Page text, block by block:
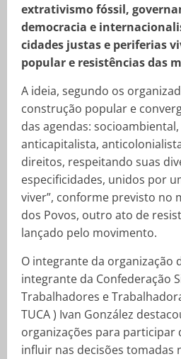
extrativismo fóssil,
democracia e
cidades justas e periferias
popular e resistências das
A ideia, segundo os
construção popular e
das agendas:
anticapitalista,
direitos, respeitando suas
especificidades, unidos por
viver”, conforme previsto no
dos Povos, outro ato de
lançado pelo movimento.
O integrante da organização
integrante da Confederação
Trabalhadores e
TUCA ) Ivan González
organizações para participar
influir nas decisões tomadas